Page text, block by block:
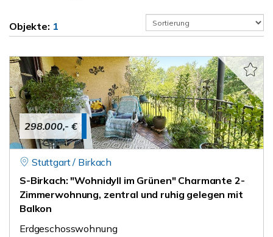
Objekte: 1
298.000,- €
Stuttgart / Birkach
S-Birkach: "Wohnidyll im Grünen" Charmante 2-
Zimmerwohnung, zentral und ruhig gelegen mit
Balkon
Erdgeschosswohnung